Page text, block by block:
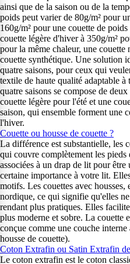
ainsi que de la saison ou de la
poids peut varier de 80g/m² pour
160g/m² pour une couette de
couette légère d'hiver à 350g/m²
pour la même chaleur, une couette
couette synthétique. Une solution
quatre saisons, pour ceux qui
textile de haute qualité adaptable
quatre saisons se compose de
couette légère pour l'été et une
saison, qui ensemble forment une
l'hiver.
Couette ou housse de couette ?
La différence est substantielle, les
qui couvre complètement les
associées à un drap de lit pour
certaine importance à votre lit.
motifs. Les couettes avec housses,
nordique, ce qui signifie qu'elles
rendant plus pratiques. Elles
plus moderne et sobre. La couette
conçue comme une couche
housse de couette).
Coton Extrafin ou Satin Extrafin
Le coton extrafin est le coton